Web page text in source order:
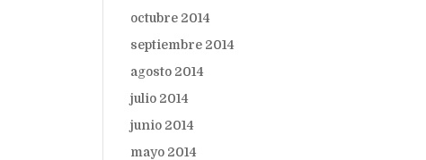
octubre 2014
septiembre 2014
agosto 2014
julio 2014
junio 2014
mayo 2014